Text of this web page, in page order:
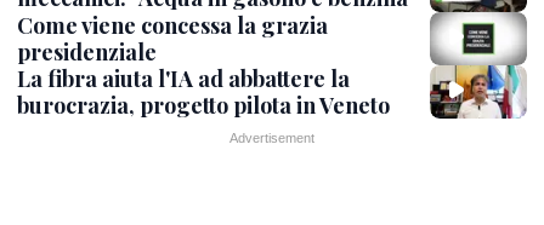
Come viene concessa la grazia
presidenziale
La fibra aiuta l'IA ad abbattere la
burocrazia, progetto pilota in Veneto